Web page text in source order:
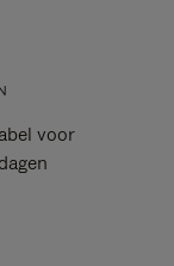
voor